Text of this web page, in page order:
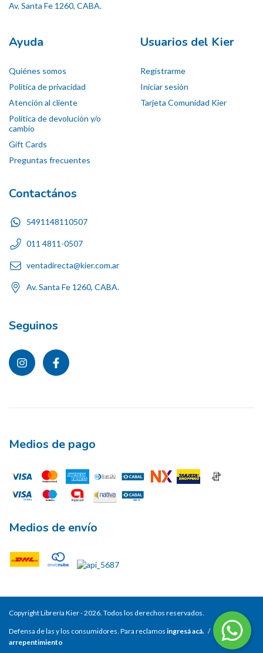
Av. Santa Fe 1260, CABA.
Ayuda
Quiénes somos
Política de privacidad
Atención al cliente
Política de devolución y/o
cambio
Gift Cards
Preguntas frecuentes
Usuarios del Kier
Registrarme
Iniciar sesión
Tarjeta Comunidad Kier
Contactános
5491148110507
011 4811-0507
ventadirecta@kier.com.ar
Av. Santa Fe 1260, CABA.
Seguinos
Medios de pago
Medios de envío
Copyright Librería Kier - 2026. Todos los derechos reservados.
Defensa de las y los consumidores. Para reclamos ingresá acá. /
Botón de
arrepentimiento